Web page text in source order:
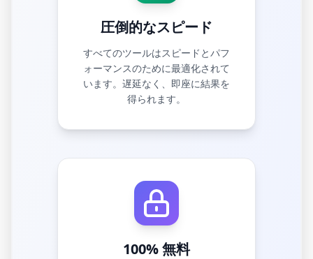
圧倒的なスピード
すべてのツールはスピードとパフ
ォーマンスのために最適化されて
います。遅延なく、即座に結果を
得られます。
100% 無料